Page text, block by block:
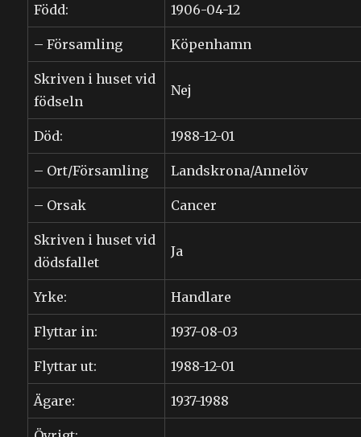
Född: 1906-04-12
– Församling Köpenhamn
Skriven i huset vid
födseln
Nej
Död: 1988-12-01
– Ort/Församling Landskrona/Annelöv
– Orsak Cancer
Skriven i huset vid
dödsfallet
Ja
Yrke: Handlare
Flyttar in: 1937-08-03
Flyttar ut: 1988-12-01
Ägare: 1937-1988